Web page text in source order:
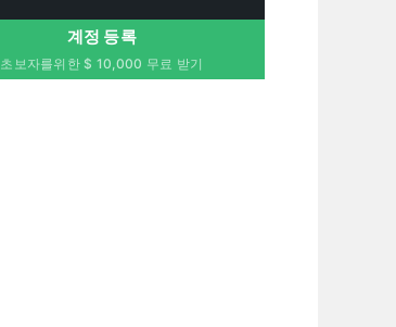
계정 등록
초보자를위한 $ 10,000 무료 받기